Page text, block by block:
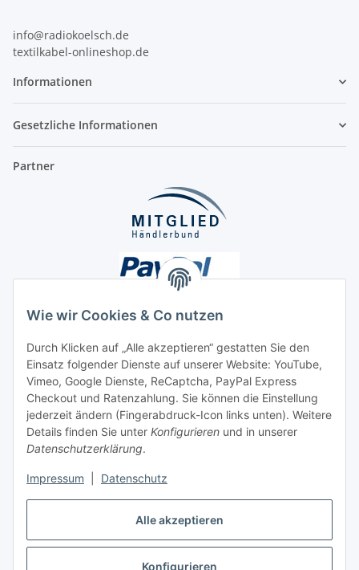
Alle akzeptieren
Konfigurieren
Wie wir Cookies & Co nutzen
Durch Klicken auf „Alle akzeptieren“ gestatten Sie den
Einsatz folgender Dienste auf unserer Website: YouTube,
Vimeo, Google Dienste, ReCaptcha, PayPal Express
Checkout und Ratenzahlung. Sie können die Einstellung
jederzeit ändern (Fingerabdruck-Icon links unten). Weitere
Details finden Sie unter Konfigurieren und in unserer
Datenschutzerklärung.
Impressum Datenschutz
info@radiokoelsch.de
textilkabel-onlineshop.de
Informationen
Gesetzliche Informationen
Partner
Unsere Seiten
Social Media
Vertrag widerrufen